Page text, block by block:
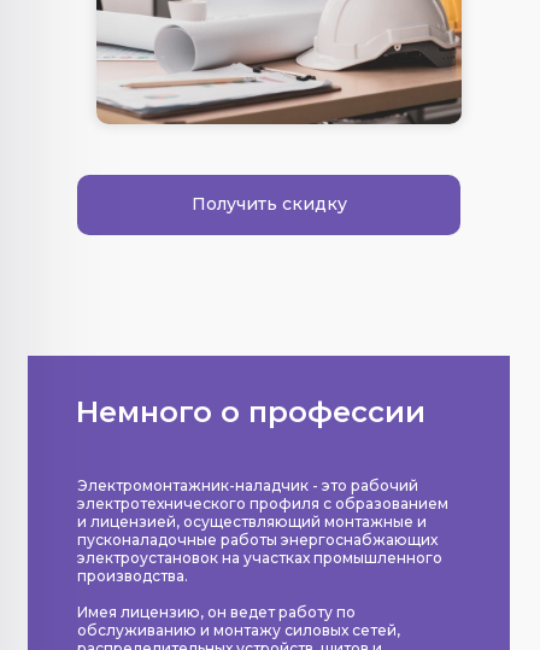
Получить скидку
Немного о профессии
Электромонтажник-наладчик - это рабочий
электротехнического профиля с образованием
и лицензией, осуществляющий монтажные и
пусконаладочные работы энергоснабжающих
электроустановок на участках промышленного
производства.
Имея лицензию, он ведет работу по
обслуживанию и монтажу силовых сетей,